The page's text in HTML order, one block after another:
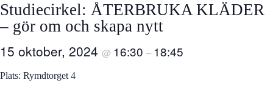
Studiecirkel: ÅTERBRUKA KLÄDER
– gör om och skapa nytt
15 oktober, 2024 @ 16:30 – 18:45
Plats: Rymdtorget 4